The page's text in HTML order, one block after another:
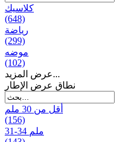
كلاسيك
(648)
رياضة
(299)
موضه
(102)
عرض المزيد...
نطاق عرض الإطار
أقل من 30 ملم
(156)
31-34 ملم